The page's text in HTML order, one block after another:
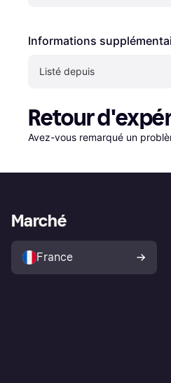
Informations
Listé depuis
Retour
Avez-vous remarqué un
Marché
France